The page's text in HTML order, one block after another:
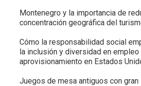
Montenegro y la importancia de
concentración geográfica del
Cómo la responsabilidad social
la inclusión y diversidad en empleo
aprovisionamiento en Estados
Juegos de mesa antiguos con gran